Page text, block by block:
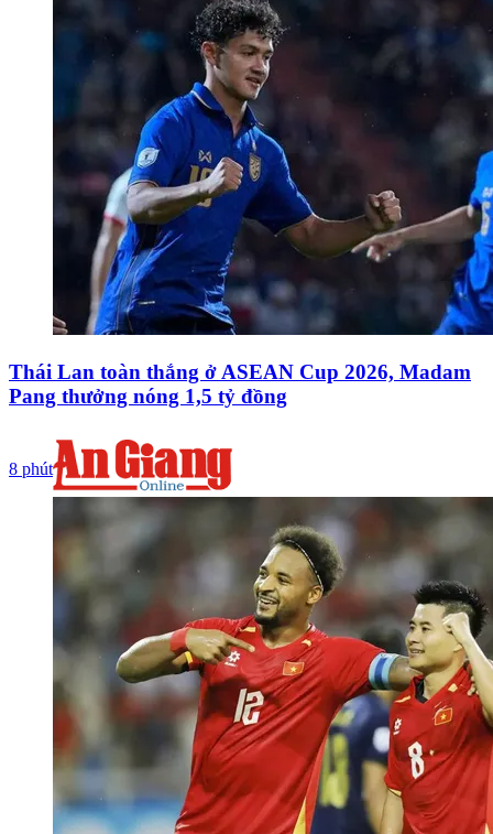
Thái Lan toàn thắng ở ASEAN Cup 2026, Madam
Pang thưởng nóng 1,5 tỷ đồng
8 phút